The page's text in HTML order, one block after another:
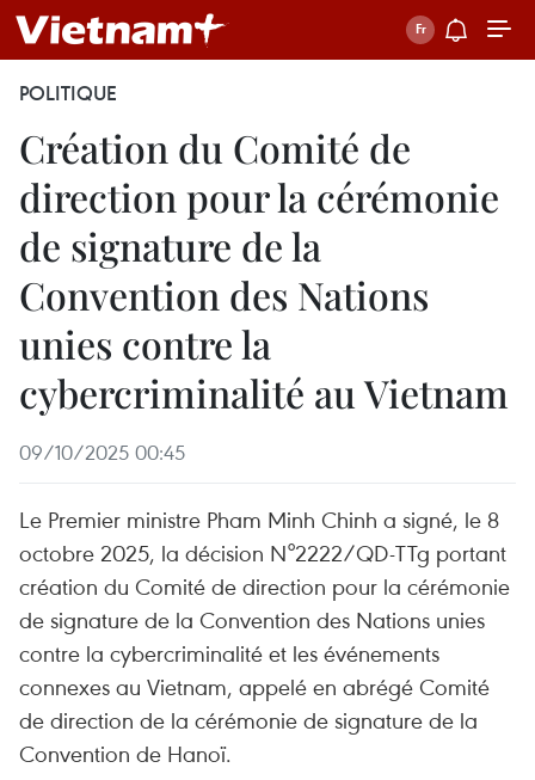
POLITIQUE
Création du Comité de
direction pour la cérémonie
de signature de la
Convention des Nations
unies contre la
cybercriminalité au Vietnam
09/10/2025 00:45
Le Premier ministre Pham Minh Chinh a signé, le 8
octobre 2025, la décision N°2222/QD-TTg portant
création du Comité de direction pour la cérémonie
de signature de la Convention des Nations unies
contre la cybercriminalité et les événements
connexes au Vietnam, appelé en abrégé Comité
de direction de la cérémonie de signature de la
Convention de Hanoï.